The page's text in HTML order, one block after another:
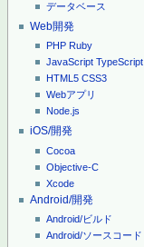
データベース
Web開発
PHP Ruby
JavaScript TypeScript
HTML5 CSS3
Webアプリ
Node.js
iOS/開発
Cocoa
Objective-C
Xcode
Android/開発
Android/ビルド
Android/ソースコード